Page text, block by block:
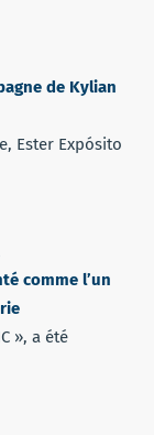
de Kylian
Ester Expósito
comme l’un
», a été